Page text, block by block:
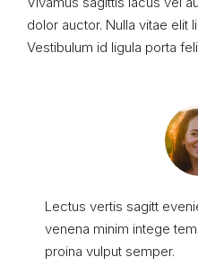
dolor auctor. Nulla vitae elit
Vestibulum id ligula porta
Lectus vertis sagitt
venena minim intege
proina vulput semper.